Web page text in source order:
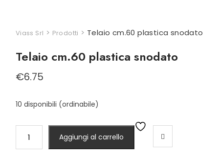
Viass Srl > Prodotti > Telaio cm.60 plastica snodato
Telaio cm.60 plastica snodato
€6.75
10 disponibili (ordinabile)
cm.60
Aggiungi al carrello